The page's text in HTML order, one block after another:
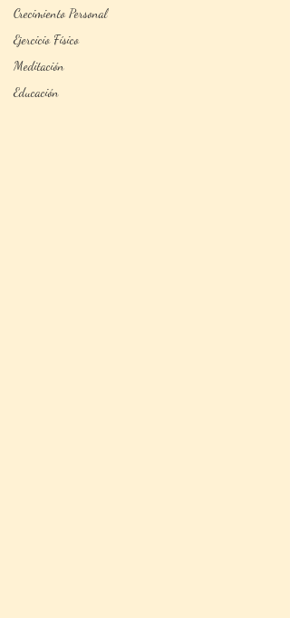
Crecimiento Personal
Ejercicio Físico
Meditación
Educación